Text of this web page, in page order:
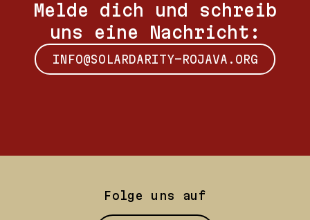
Melde dich und schreib
uns eine Nachricht:
INFO@SOLARDARITY-ROJAVA.ORG
Folge uns auf